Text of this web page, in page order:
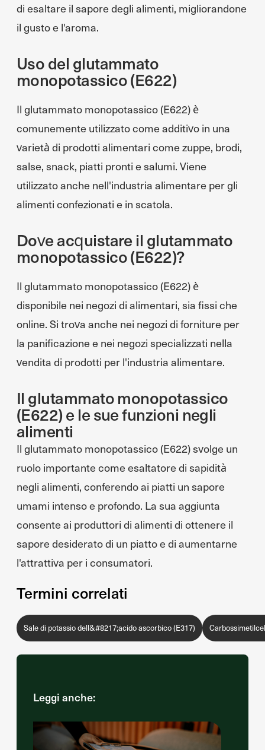
di esaltare il sapore degli alimenti, migliorandone
il gusto e l'aroma.
Uso del glutammato
monopotassico (E622)
Il glutammato monopotassico (E622) è
comunemente utilizzato come additivo in una
varietà di prodotti alimentari come zuppe, brodi,
salse, snack, piatti pronti e salumi. Viene
utilizzato anche nell'industria alimentare per gli
alimenti confezionati e in scatola.
Dove acquistare il glutammato
monopotassico (E622)?
Il glutammato monopotassico (E622) è
disponibile nei negozi di alimentari, sia fissi che
online. Si trova anche nei negozi di forniture per
la panificazione e nei negozi specializzati nella
vendita di prodotti per l'industria alimentare.
Il glutammato monopotassico
(E622) e le sue funzioni negli
alimenti
Il glutammato monopotassico (E622) svolge un
ruolo importante come esaltatore di sapidità
negli alimenti, conferendo ai piatti un sapore
umami intenso e profondo. La sua aggiunta
consente ai produttori di alimenti di ottenere il
sapore desiderato di un piatto e di aumentarne
l'attrattiva per i consumatori.
Termini correlati
Sale di potassio dell&#8217;acido ascorbico (E317)
Leggi anche: